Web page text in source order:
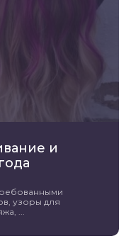
и
узоры для
...